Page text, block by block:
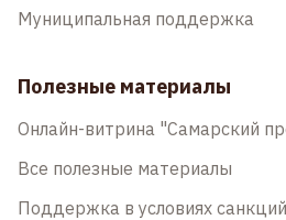
Муниципальная поддержка
Полезные материалы
Онлайн-витрина "Самарский
Все полезные материалы
Поддержка в условиях санкций